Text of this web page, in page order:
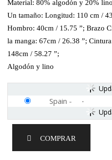
Material: 80% algodón y 20%
Un tamaño: Longitud: 110 cm /
Hombro: 40cm / 15.75 ”; Brazo
la manga: 67cm / 26.38 ”;
148cm / 58.27 ”;
Algodón y lino
Spain -
COMPRAR